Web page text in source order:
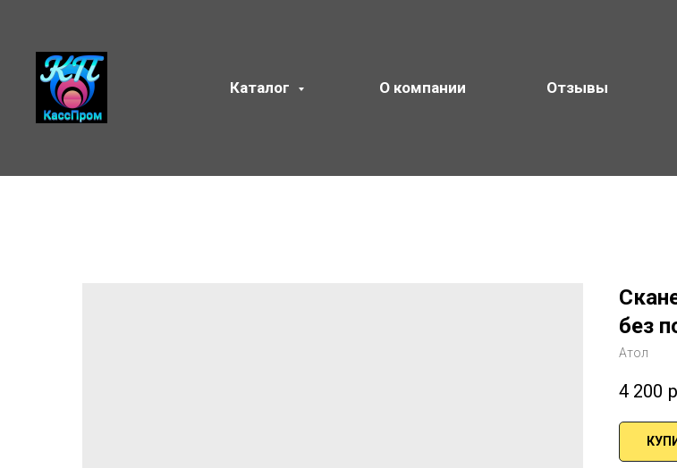
Каталог О компании Отзывы
без
Атол
4 200